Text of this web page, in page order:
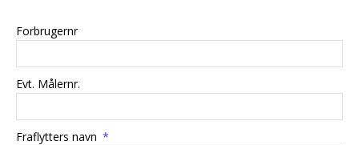
Forbrugernr
Evt. Målernr.
Fraflytters navn